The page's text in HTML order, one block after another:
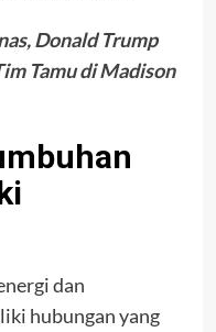
Donald Trump
Tamu di Madison
dan
hubungan yang